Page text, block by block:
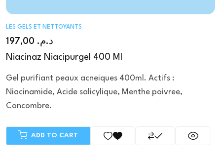
LES GELS ET NETTOYANTS
Niacinaz Niacipurgel 400 Ml
د.م.
Gel purifiant peaux acneiques 400ml. Actifs :
Niacinamide, Acide salicylique, Menthe poivree,
Concombre.
ADD TO CART